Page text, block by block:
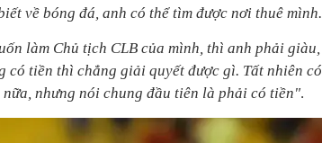
về bóng đá, anh có thể tìm được nơi thuê mình.
làm Chủ tịch CLB của mình, thì anh phải
có tiền thì chẳng giải quyết được gì. Tất nhiên
nhưng nói chung đầu tiên là phải có tiền".